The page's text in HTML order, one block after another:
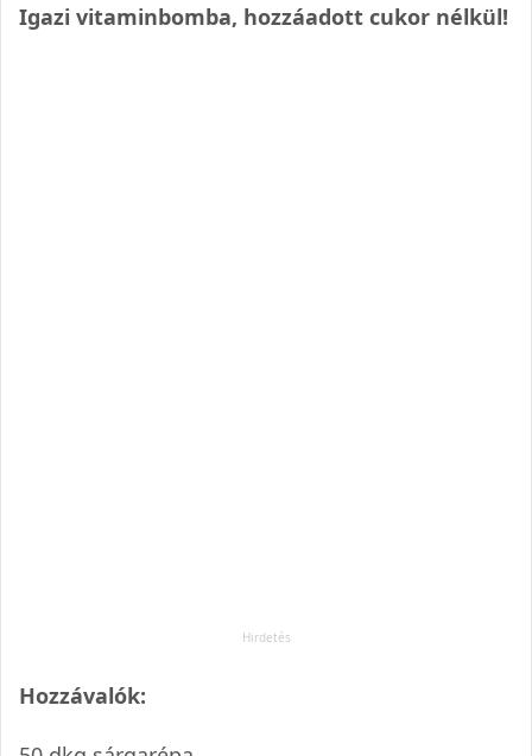
Igazi vitaminbomba, hozzáadott cukor nélkül!
Hozzávalók: